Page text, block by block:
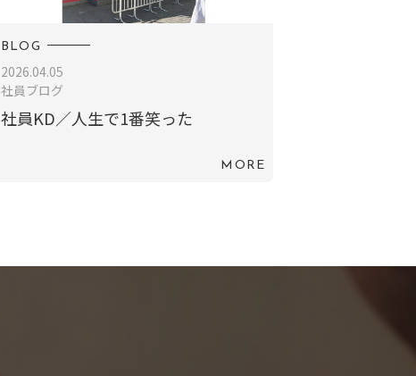
BLOG
2026.04.05
社員ブログ
社員KD／人生で1番笑った
MORE